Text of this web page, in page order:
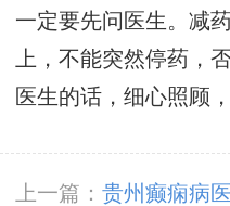
一定要先问医生。减
上，不能突然停药，
医生的话，细心照顾
上一篇： 贵州癫痫病